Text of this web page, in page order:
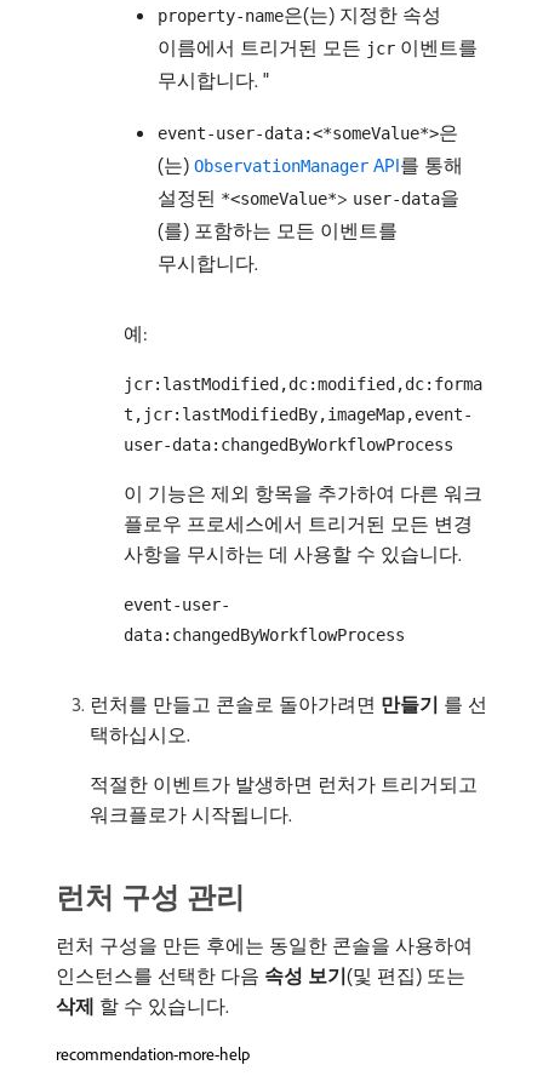
property-name은(는) 지정한 속성
이름에서 트리거된 모든 jcr 이벤트를
무시합니다. "
event-user-data:<*someValue*>은
(는) ObservationManager API를 통해
설정된 *<someValue*> user-data을
(를) 포함하는 모든 이벤트를
무시합니다.
예:
jcr:lastModified,dc:modified,dc:forma
t,jcr:lastModifiedBy,imageMap,event-
user-data:changedByWorkflowProcess
이 기능은 제외 항목을 추가하여 다른 워크
플로우 프로세스에서 트리거된 모든 변경
사항을 무시하는 데 사용할 수 있습니다.
event-user-
data:changedByWorkflowProcess
런처를 만들고 콘솔로 돌아가려면 만들기 ​를 선
택하십시오.
적절한 이벤트가 발생하면 런처가 트리거되고
워크플로가 시작됩니다.
런처 구성 관리
런처 구성을 만든 후에는 동일한 콘솔을 사용하여
인스턴스를 선택한 다음 속성 보기(및 편집) 또는
삭제 ​할 수 있습니다.
recommendation-more-help